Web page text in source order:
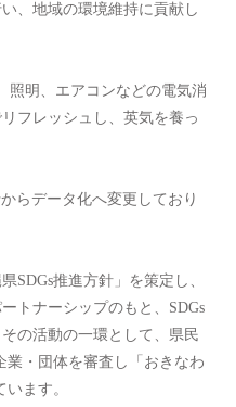
、地域の環境維持に貢献し
照明、エアコンなどの電気消
フレッシュし、英気を養っ
らデータ化へ変更しており
SDGs推進方針」を策定し、
トナーシップのもと、SDGs
の活動の一環として、県民
業・団体を審査し「おきなわ
ます。